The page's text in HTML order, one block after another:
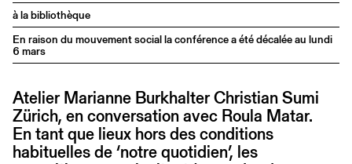
à la bibliothèque
En raison du mouvement social la conférence a été décalée au lundi
6 mars
Atelier Marianne Burkhalter Christian Sumi
Zürich, en conversation avec Roula Matar.
En tant que lieux hors des conditions
habituelles de ‘notre quotidien’, les